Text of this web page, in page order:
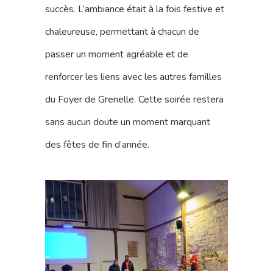
succès. L’ambiance était à la fois festive et
chaleureuse, permettant à chacun de
passer un moment agréable et de
renforcer les liens avec les autres familles
du Foyer de Grenelle. Cette soirée restera
sans aucun doute un moment marquant
des fêtes de fin d’année.